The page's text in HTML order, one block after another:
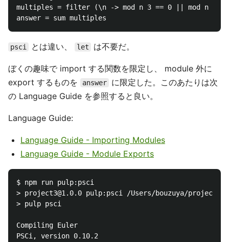
multiples = filter (\n -> mod n 3 == 0 || mod n 5
psci とは違い、 let は不要だ。
ぼくの趣味で import する関数を限定し、 module 外に
export するものを
answer
に限定した。このあたりは次
の Language Guide を参照すると良い。
Language Guide:
Language Guide - Importing Modules
Language Guide - Module Exports
$ npm run pulp:psci
> project3@1.0.0 pulp:psci /Users/bouzuya/project3
> pulp psci
Compiling Euler
PSCi, version 0.10.2